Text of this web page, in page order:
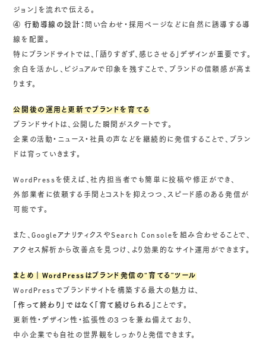
ジョン」を流れで伝える。
④ 行動導線の設計： 問い合わせ・採用ページなどに自然に誘導する導
線を配置。
特にブランドサイトでは、「語りすぎず、感じさせる」デザインが重要です。
余白を活かし、ビジュアルで印象を残すことで、ブランドの信頼感が高ま
ります。
公開後の運用と更新でブランドを育てる
ブランドサイトは、公開した瞬間がスタートです。
企業の活動・ニュース・社員の声などを継続的に発信することで、ブラン
ドは育っていきます。
WordPressを使えば、社内担当者でも簡単に投稿や修正ができ、
外部業者に依頼する手間とコストを抑えつつ、スピード感のある発信が
可能です。
また、GoogleアナリティクスやSearch Consoleを組み合わせることで、
アクセス解析から改善点を見つけ、より効果的なサイト運用ができます。
まとめ｜WordPressはブランド発信の“育てる”ツール
WordPressでブランドサイトを構築する最大の魅力は、
「作って終わり」ではなく「育て続けられる」 ことです。
更新性・デザイン性・拡張性の３つを兼ね備えており、
中小企業でも自社の世界観をしっかりと発信できます。